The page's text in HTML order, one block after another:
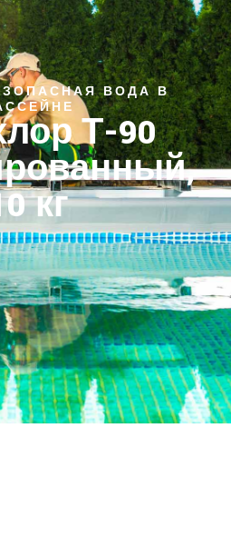
ВОДА В
Т-90
кг